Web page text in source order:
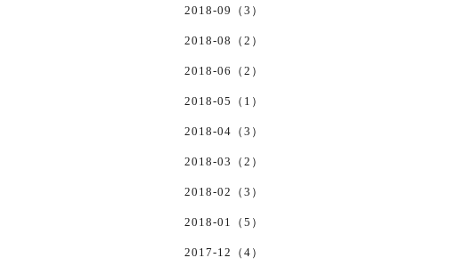
2018-09（3）
2018-08（2）
2018-06（2）
2018-05（1）
2018-04（3）
2018-03（2）
2018-02（3）
2018-01（5）
2017-12（4）